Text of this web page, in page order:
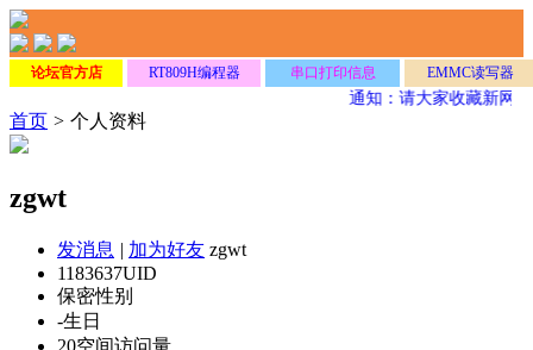
论坛官方店 RT809H编程器 串口打印信息 EMMC读写器
通知：请大家收藏新网址
首页 > 个人资料
zgwt
发消息 | 加为好友 zgwt
1183637UID
保密性别
-生日
20空间访问量